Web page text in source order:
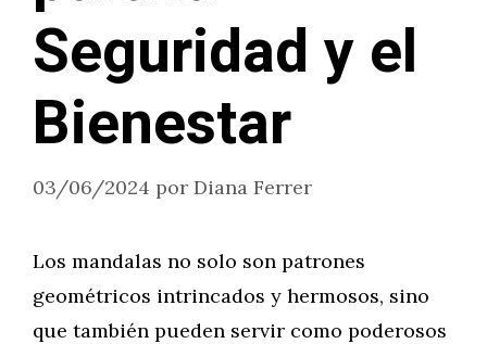
Seguridad y el
Bienestar
03/06/2024 por Diana Ferrer
Los mandalas no solo son patrones
geométricos intrincados y hermosos, sino
que también pueden servir como poderosos